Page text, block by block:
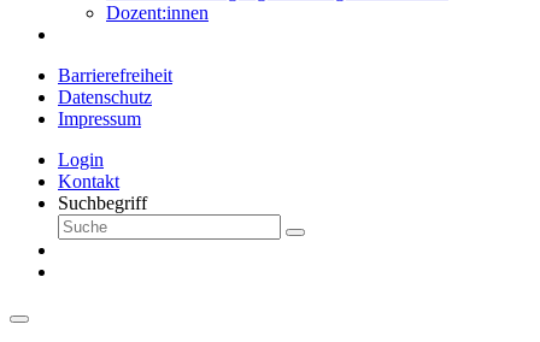
Dozent:innen
Barrierefreiheit
Datenschutz
Impressum
Login
Kontakt
Suchbegriff